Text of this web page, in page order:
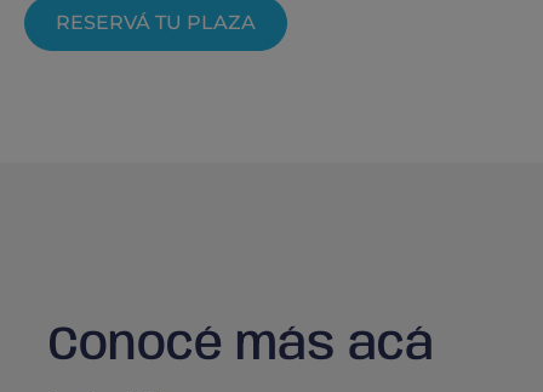
RESERVÁ TU PLAZA
Conocé más acá